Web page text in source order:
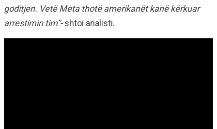
goditjen. Vetë Meta thotë amerikanët kanë kërkuar
arrestimin tim”-shtoi analisti.